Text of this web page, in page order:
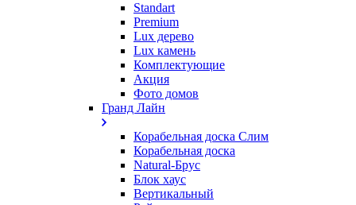
Standart
Premium
Lux дерево
Lux камень
Комплектующие
Акция
Фото домов
Гранд Лайн
Корабельная доска Слим
Корабельная доска
Natural-Брус
Блок хаус
Вертикальный